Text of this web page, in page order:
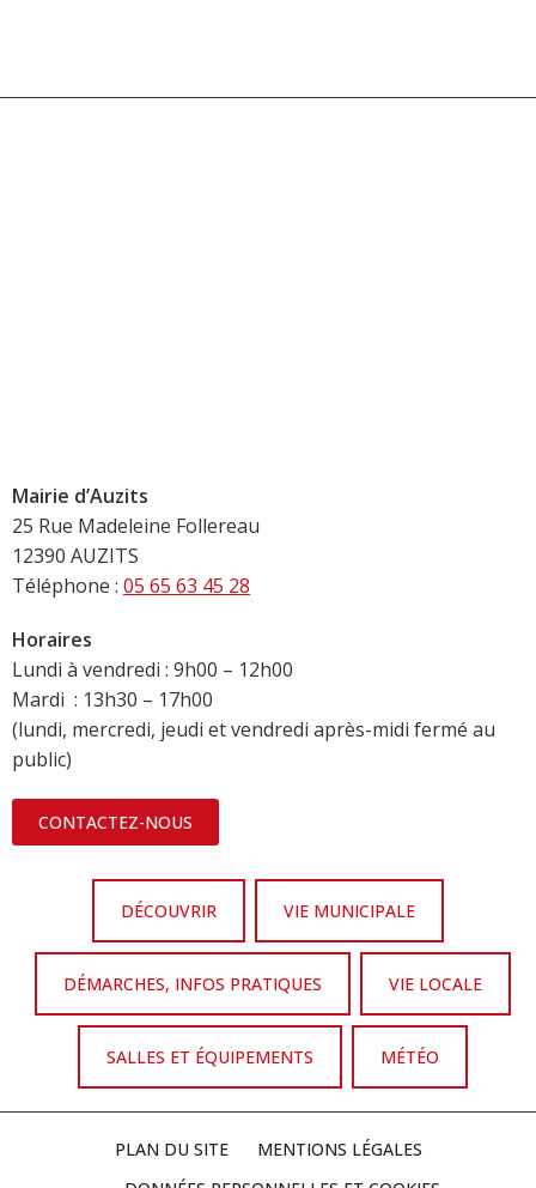
Mairie d’Auzits
25 Rue Madeleine Follereau
12390 AUZITS
Téléphone : 05 65 63 45 28
Horaires
Lundi à vendredi : 9h00 – 12h00
Mardi : 13h30 – 17h00
(lundi, mercredi, jeudi et vendredi après-midi fermé au
public)
CONTACTEZ-NOUS
DÉCOUVRIR VIE MUNICIPALE
DÉMARCHES, INFOS PRATIQUES VIE LOCALE
SALLES ET ÉQUIPEMENTS MÉTÉO
PLAN DU SITE
MENTIONS LÉGALES